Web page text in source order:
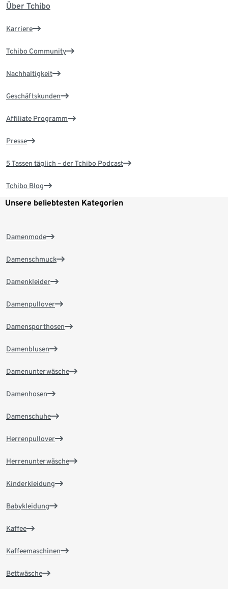
Über Tchibo
Karriere
Tchibo Community
Nachhaltigkeit
Geschäftskunden
Affiliate Programm
Presse
5 Tassen täglich – der Tchibo Podcast
Tchibo Blog
Unsere beliebtesten Kategorien
Damenmode
Damenschmuck
Damenkleider
Damenpullover
Damensporthosen
Damenblusen
Damenunterwäsche
Damenhosen
Damenschuhe
Herrenpullover
Herrenunterwäsche
Kinderkleidung
Babykleidung
Kaffee
Kaffeemaschinen
Bettwäsche